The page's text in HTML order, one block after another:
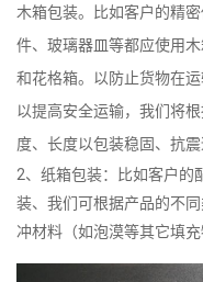
木箱包装。比如客户的精
件、玻璃器皿等都应使用
和花格箱。以防止货物在
以提高安全运输，我们将
度、长度以包装稳固、抗震
2、纸箱包装：比如客户的
装、我们可根据产品的不
冲材料（如泡漠等其它填充